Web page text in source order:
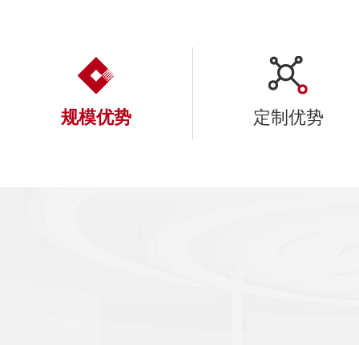
规模优势 定制优势